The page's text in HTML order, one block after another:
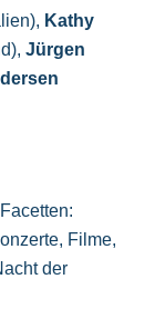
Kathy
Jürgen
Filme,
der